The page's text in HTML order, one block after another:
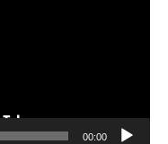
00:00